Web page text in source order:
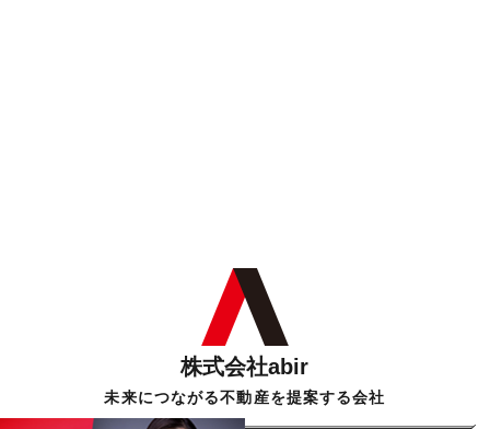
株式会社abir
未来につながる不動産を提案する会社